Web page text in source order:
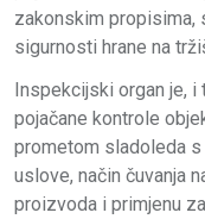
zakonskim propisima,
sigurnosti hrane na
Inspekcijski organ je, i
pojačane kontrole
prometom sladoleda
uslove, način čuvanja
proizvoda i primjenu